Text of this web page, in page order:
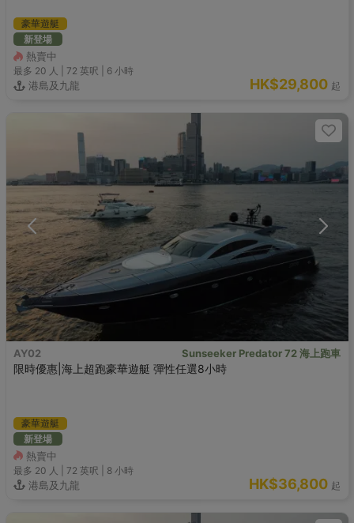
豪華遊艇
新登場
熱賣中
最多 20 人 | 72 英呎 6 小時
港島及九龍 HK$29,800 起
AY02 Sunseeker Predator 72 海上跑車
限時優惠|海上超跑豪華遊艇 彈性任選8小時
豪華遊艇
新登場
熱賣中
最多 20 人 | 72 英呎 8 小時
港島及九龍 HK$36,800 起